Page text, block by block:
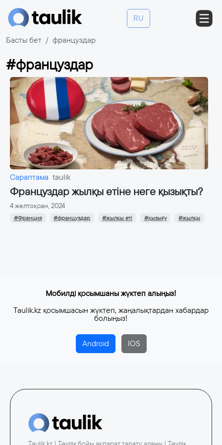
RU
Басты бет француздар
#француздар
Сараптама taulik
Француздар жылқы етіне неге қызықты?
4 желтоқсан, 2024
#Франция #француздар #жылқы еті #қызығу #жылқы
Мобилді қосымшаны жүктеп алыңыз!
Taulik.kz қосымшасын жүктеп, жаңалықтардан хабардар
болыңыз!
Android IOS